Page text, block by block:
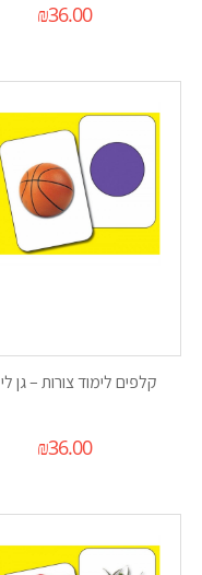
₪36.00
קלפים לימוד צורות – גן לי
₪36.00